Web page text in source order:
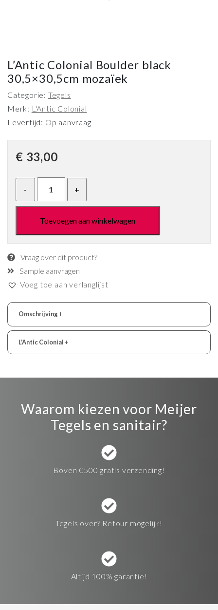
L’Antic Colonial Boulder black
30,5×30,5cm mozaïek
Categorie: Tegels
Merk: L'Antic Colonial
Levertijd: Op aanvraag
€ 33,00
Toevoegen aan winkelwagen
Vraag over dit product?
Sample aanvragen
Voeg toe aan verlanglijst
Omschrijving+
L'Antic Colonial+
Waarom kiezen voor Meijer
Tegels en sanitair?
Boven €500 gratis verzending!
Tegels over? Retour mogelijk!
Altijd 100% garantie!